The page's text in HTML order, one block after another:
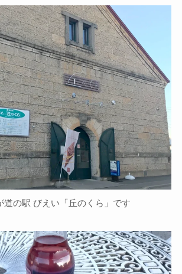
道の駅 びえい「丘のくら」です